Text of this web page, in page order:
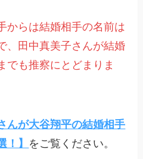
からは結婚相手の名前は
、田中真美子さんが結婚
でも推察にとどまりま
んが大谷翔平の結婚相手
！】 をご覧ください。